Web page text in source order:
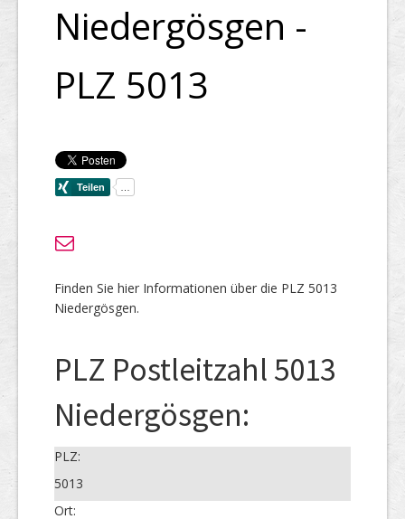
Niedergösgen -
PLZ 5013
Finden Sie hier Informationen über die PLZ 5013
Niedergösgen.
PLZ Postleitzahl 5013
Niedergösgen:
PLZ:
5013
Ort: